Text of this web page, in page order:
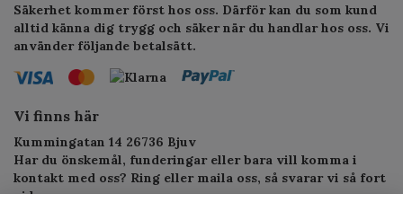
Säkerhet kommer först hos oss. Därför kan du som kund
alltid känna dig trygg och säker när du handlar hos oss. Vi
använder följande betalsätt.
Vi finns här
Kummingatan 14 26736 Bjuv
Har du önskemål, funderingar eller bara vill komma i
kontakt med oss? Ring eller maila oss, så svarar vi så fort
vi kan.